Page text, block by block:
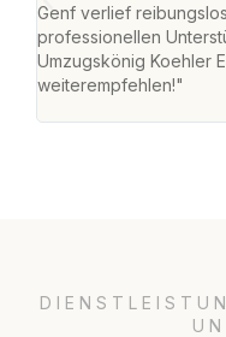
Genf verlief
professionellen
Umzugskönig Koehler
weiterempfehlen!"